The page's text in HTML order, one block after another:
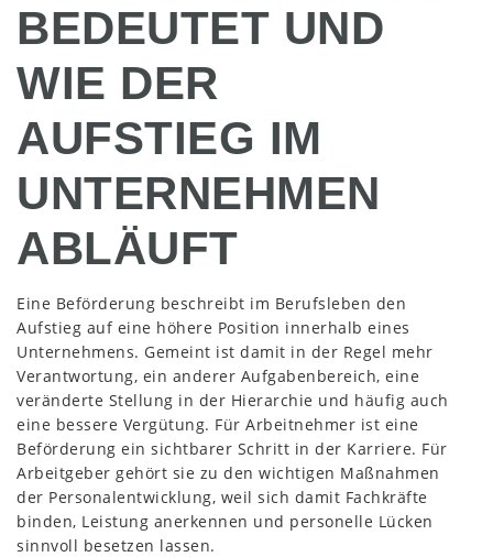
BEDEUTET UND
WIE DER
AUFSTIEG IM
UNTERNEHMEN
ABLÄUFT
Eine Beförderung beschreibt im Berufsleben den
Aufstieg auf eine höhere Position innerhalb eines
Unternehmens. Gemeint ist damit in der Regel mehr
Verantwortung, ein anderer Aufgabenbereich, eine
veränderte Stellung in der Hierarchie und häufig auch
eine bessere Vergütung. Für Arbeitnehmer ist eine
Beförderung ein sichtbarer Schritt in der Karriere. Für
Arbeitgeber gehört sie zu den wichtigen Maßnahmen
der Personalentwicklung, weil sich damit Fachkräfte
binden, Leistung anerkennen und personelle Lücken
sinnvoll besetzen lassen.